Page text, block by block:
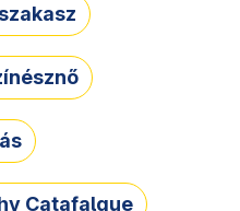
Catafalque